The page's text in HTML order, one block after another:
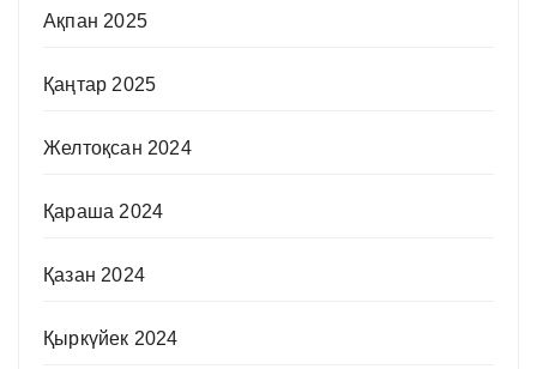
Ақпан 2025
Қаңтар 2025
Желтоқсан 2024
Қараша 2024
Қазан 2024
Қыркүйек 2024